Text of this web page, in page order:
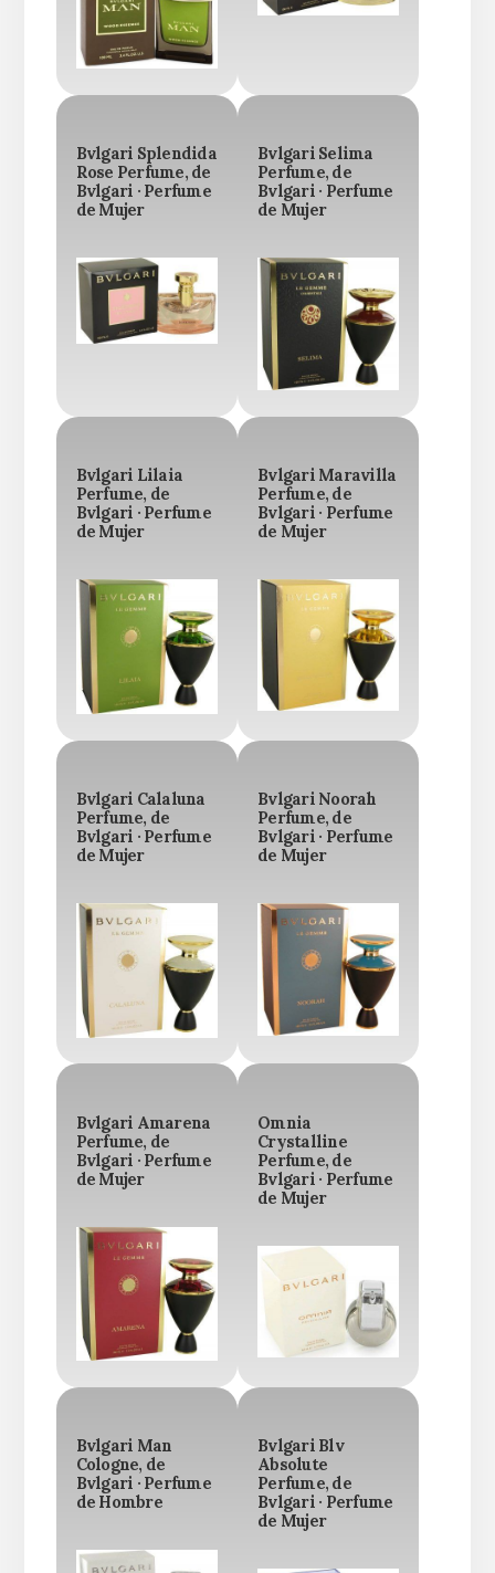
Bvlgari Splendida
Rose Perfume, de
Bvlgari · Perfume
de Mujer
Bvlgari Selima
Perfume, de
Bvlgari · Perfume
de Mujer
Bvlgari Lilaia
Perfume, de
Bvlgari · Perfume
de Mujer
Bvlgari Maravilla
Perfume, de
Bvlgari · Perfume
de Mujer
Bvlgari Calaluna
Perfume, de
Bvlgari · Perfume
de Mujer
Bvlgari Noorah
Perfume, de
Bvlgari · Perfume
de Mujer
Bvlgari Amarena
Perfume, de
Bvlgari · Perfume
de Mujer
Omnia
Crystalline
Perfume, de
Bvlgari · Perfume
de Mujer
Bvlgari Man
Cologne, de
Bvlgari · Perfume
de Hombre
Bvlgari Blv
Absolute
Perfume, de
Bvlgari · Perfume
de Mujer